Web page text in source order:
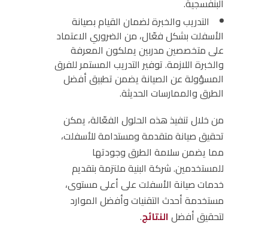
التدريب والخبرةلضمان القيام بصيانة
الأسفلت بشكل فعّال، من الضروري الاعتماد
على متخصصين مدربين يملكون المعرفة
والخبرة اللازمة. توفير التدريب المستمر للفرق
المسؤولة عن الصيانة يضمن تطبيق أفضل
الطرق والممارسات الحديثة.
من خلال تنفيذ هذه الحلول الفعّالة، يمكن
تحقيق صيانة متقدمة ومستدامة للأسفلت،
مما يضمن سلامة الطرق وجودتها
للمستخدمين. شركة البنية ملتزمة بتقديم
خدمات صيانة الأسفلت على أعلى مستوى،
مستخدمة أحدث التقنيات وأفضل الموارد
لتحقيق أفضلالنتائج.